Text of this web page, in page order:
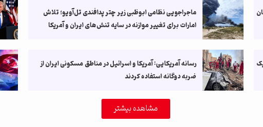
ماجراجویی نظامی ابوظبی زیر چتر پدافندی تل‌آویو؛ تلاش
امارات برای تغییر موازنه در سایه تنش‌های ایران و آمریکا
رسانه آمریکایی: آمریکا و اسرائیل در مناطق مسکونی ایران از
ضربه دوگانه استفاده کردند
مشاهده بیشتر